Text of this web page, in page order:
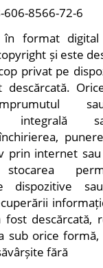
606-8566-72-6
în format digital
și este
privat pe
integrală
prin internet
stocarea
dispozitive
descărcată,
sub orice
fără